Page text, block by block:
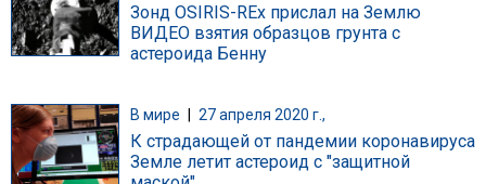
Зонд OSIRIS-REx прислал на Землю
ВИДЕО взятия образцов грунта с
астероида Бенну
В мире 27 апреля 2020 г.,
К страдающей от пандемии коронавируса
Земле летит астероид c "защитной